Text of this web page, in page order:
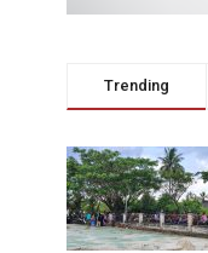
Trending